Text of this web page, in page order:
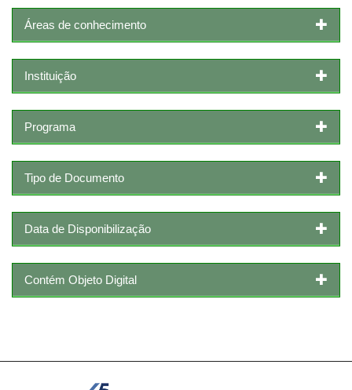
Áreas de conhecimento
Instituição
Programa
Tipo de Documento
Data de Disponibilização
Contém Objeto Digital